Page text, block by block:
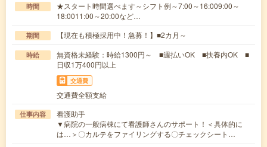
時間
★スタート時間選べます～シフト例～7:00～16:009:00～
18:0011:00～20:00など…
期間 【現在も積極採用中！急募！】■2カ月～
時給
無資格未経験：時給1300円～ ■週払いOK ■扶養内OK ■
日収1万400円以上
交通費
交通費全額支給
仕事内容
看護助手
▼病院の一般病棟にて看護師さんのサポート！＜具体的に
は…＞〇カルテをファイリングする〇チェックシート…